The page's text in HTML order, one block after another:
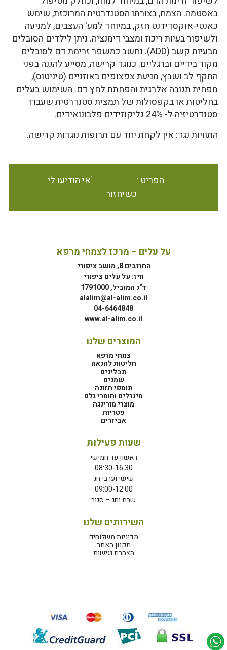
באסטמה. הצמח, בצורתו הסטנדרטית המרוכזת, שימש
כאנטי-אוקסדידנט חזק, במיוחד למע' העצבים, למניעה
ולשיפור בעיות ריכוז ומצבי דימנציה. ניתן לילדים הסובלים
מבעיות קשב (ADD). נחשב כמשפר זרימת דם לסובלים
מקור בידיים וברגליים. כנוגד קרישה, מסייע להגנה בפני
התקף לב ושבץ, מניעת צפצופים באוזניים (טיניטוס),
מפחית תגובה אלרגית והפחתת לחץ דם. השימוש בעלים
בחליטות או בקפסולות של תמצית סטנדרטית שעברו
סטנדרטיזיה ל- 24% גליקוזידים פלבונואידים.
התוויות נגד: אין לקחת יחד עם תרופות נוגדות קרישה.
הפריט אינו זמין במלאי הודיעו לי
כשיחזור
על עלים – מרכז לצמחי מרפא
החרובים 8, מושב ציפורי
וויז: על עלים ציפורי
ד"נ המוביל, 1791000
alalim@al-alim.co.il
04-6464848
www.al-alim.co.il
המוצרים שלנו
צמחי מרפא
חליטות להנאה
תבלינים
שמנים
תוספי תזונה
מינרלים וחומרי גלם
מוצרי מורינגה
פטריות
אביזרים
שעות פעילות
ראשון עד חמישי
08:30-16:30
שישי וערבי חג
09:00-12:00
שבת וחג – סגור
השירותים שלנו
מדיניות משלוחים
תקנון האתר
הצהרת נגישות